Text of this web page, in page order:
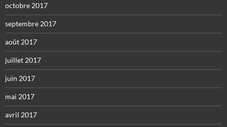
octobre 2017
septembre 2017
août 2017
juillet 2017
juin 2017
mai 2017
avril 2017